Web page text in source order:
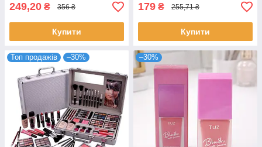
249,20 ₴ 356 ₴
Купити
179 ₴ 255,71 ₴
Купити
Топ продажів –30% –30%